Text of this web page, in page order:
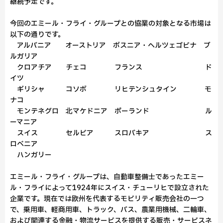
今回のエミール・フライ・グループとの協業の対象となる市場は
以下の通りです。
アルバニア オーストリア ボスニア・ヘルツェゴビナ ブ
ルガリア
クロアチア チェコ フランス ド
イツ
ギリシャ コソボ リヒテンシュタイン モ
ナコ
モンテネグロ 北マケドニア ポーランド ル
ーマニア
スイス セルビア スロバキア ス
ロベニア
ハンガリー
エミール・フライ・グループは、自動車整備士であったエミー
ル・フライによって1924年にスイス・チューリヒで設立された
企業です。現在では欧州を代表するモビリティ販売会社の一つ
で、乗用車、軽商用車、トラック、バス、農業用機械、二輪車、
および関連する金融・物流サービスを提供する販売・サービスネ